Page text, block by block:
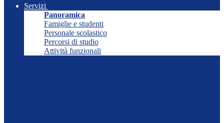
Servizi
Panoramica
Famiglie e studenti
Personale scolastico
Percorsi di studio
Attività funzionali